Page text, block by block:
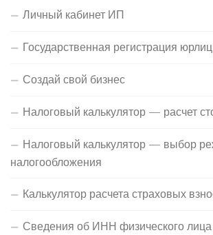
Личный кабинет ИП
Государственная регистрация
Создай свой бизнес
Налоговый калькулятор — расчет
Налоговый калькулятор — выбор
налогообложения
Калькулятор расчета страховых
Сведения об ИНН физического лица